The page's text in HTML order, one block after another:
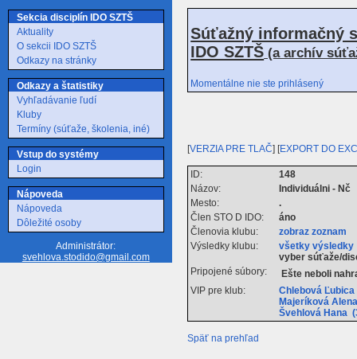
Sekcia disciplín IDO SZTŠ
Aktuality
O sekcii IDO SZTŠ
Odkazy na stránky
Odkazy a štatistiky
Vyhľadávanie ľudí
Kluby
Termíny (súťaže, školenia, iné)
Vstup do systémy
Login
Nápoveda
Nápoveda
Dôležité osoby
Administrátor:
svehlova.stodido@gmail.com
Súťažný informačný
IDO SZTŠ (a archív
Momentálne nie ste prihlásený
[VERZIA PRE TLAČ] [EXPORT DO
ID:
148
Názov:
Individuálni - Nč
Mesto:
.
Člen STO D IDO:
áno
Členovia klubu:
zobraz zoznam
Výsledky klubu:
všetky výsledky
vyber súťaže/
Pripojené súbory:
Ešte neboli
VIP pre klub:
Chlebová
Majeríková
Švehlová Hana
Späť na prehľad